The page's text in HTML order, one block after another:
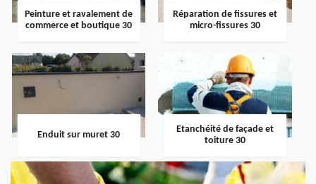
Peinture et ravalement de
commerce et boutique 30
Réparation de fissures et
micro-fissures 30
Enduit sur muret 30
Etanchéité de façade et
toiture 30